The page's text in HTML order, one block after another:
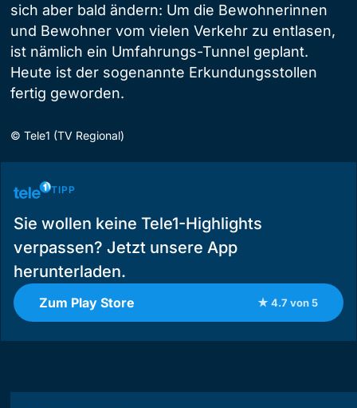
sich aber bald ändern: Um die Bewohnerinnen
und Bewohner vom vielen Verkehr zu entlasen,
ist nämlich ein Umfahrungs-Tunnel geplant.
Heute ist der sogenannte Erkundungsstollen
fertig geworden.
© Tele1 (TV Regional)
TIPP
Sie wollen keine Tele1-Highlights
verpassen? Jetzt unsere App
herunterladen.
Zum Play Store ★ 4.7 von 5